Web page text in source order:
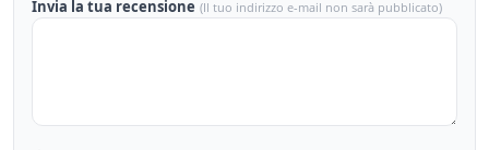
Invia la tua recensione (Il tuo indirizzo e-mail non sarà pubblicato)